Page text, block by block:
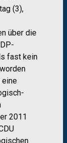
(3),
über die
fast kein
eine
2011